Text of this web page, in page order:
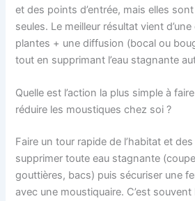
et des points d’entrée, mais elles
seules. Le meilleur résultat vient
plantes + une diffusion (bocal ou
tout en supprimant l’eau stagnante
Quelle est l’action la plus simple à
réduire les moustiques chez soi ?
Faire un tour rapide de l’habitat et
supprimer toute eau stagnante
gouttières, bacs) puis sécuriser une
avec une moustiquaire. C’est